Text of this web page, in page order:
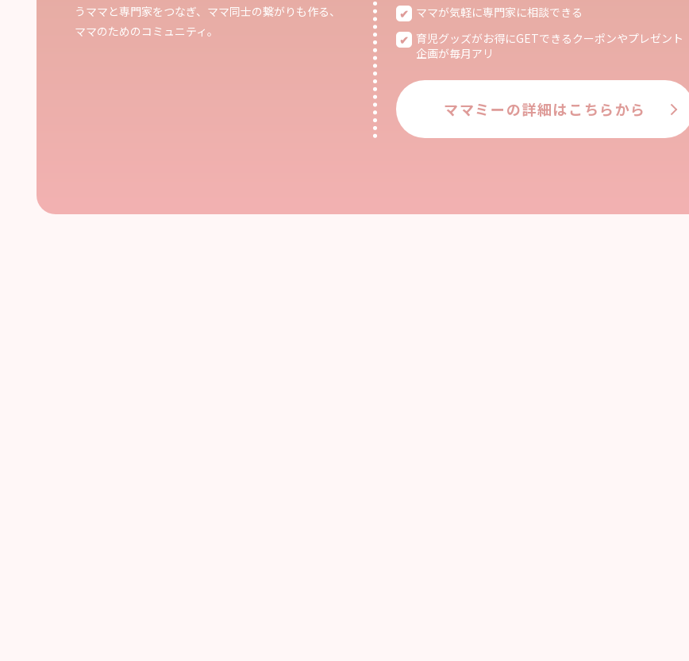
うママと専門家をつなぎ、ママ同士の繋がりも作る、
ママのためのコミュニティ。
ママが気軽に専門家に相談できる
育児グッズがお得にGETできるクーポンやプレゼント
企画が毎月アリ
ママミーの詳細はこちらから